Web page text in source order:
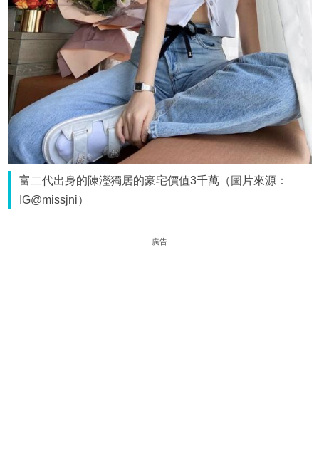
富二代出身的陳瀅獨居的豪宅價值3千萬（圖片來源：
IG@missjni）
廣告